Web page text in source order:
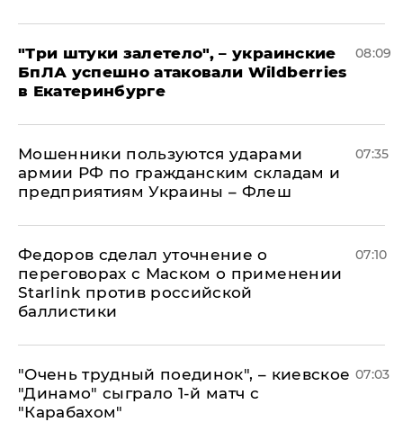
"Три штуки залетело", – украинские
БпЛА успешно атаковали Wildberries
в Екатеринбурге
08:09
Мошенники пользуются ударами
армии РФ по гражданским складам и
предприятиям Украины – Флеш
07:35
Федоров сделал уточнение о
переговорах с Маском о применении
Starlink против российской
баллистики
07:10
"Очень трудный поединок", – киевское
"Динамо" сыграло 1-й матч с
"Карабахом"
07:03